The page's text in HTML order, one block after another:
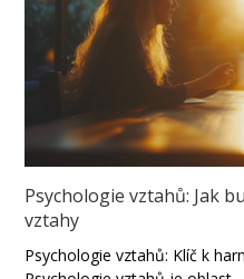
Psychologie vztahů: Jak
vztahy
Psychologie vztahů: Klíč k